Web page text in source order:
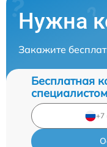
Нужна
Закажите
Бесплатная
специалистом